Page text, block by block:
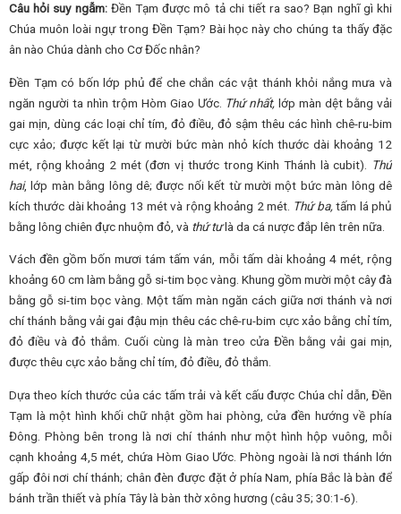
Câu hỏi suy ngẫm: Đền Tạm được mô tả chi tiết ra sao? Bạn nghĩ gì khi
Chúa muôn loài ngự trong Đền Tạm? Bài học này cho chúng ta thấy đặc
ân nào Chúa dành cho Cơ Đốc nhân?
Đền Tạm có bốn lớp phủ để che chắn các vật thánh khỏi nắng mưa và
ngăn người ta nhìn trộm Hòm Giao Ước. Thứ nhất, lớp màn dệt bằng vải
gai mịn, dùng các loại chỉ tím, đỏ điều, đỏ sậm thêu các hình chê-ru-bim
cực xảo; được kết lại từ mười bức màn nhỏ kích thước dài khoảng 12
mét, rộng khoảng 2 mét (đơn vị thước trong Kinh Thánh là cubit).
Thứ
hai, lớp màn bằng lông dê; được nối kết từ mười một bức màn lông dê
kích thước dài khoảng 13 mét và rộng khoảng 2 mét. Thứ ba,tấm lá phủ
bằng lông chiên đực nhuộm đỏ, và thứ tưlà da cá nược đắp lên trên nữa.
Vách đền gồm bốn mươi tám tấm ván, mỗi tấm dài khoảng 4 mét, rộng
khoảng 60 cm làm bằng gỗ si-tim bọc vàng. Khung gồm mười một cây đà
bằng gỗ si-tim bọc vàng. Một tấm màn ngăn cách giữa nơi thánh và nơi
chí thánh bằng vải gai đậu mịn thêu các chê-ru-bim cực xảo bằng chỉ tím,
đỏ điều và đỏ thắm. Cuối cùng là màn treo cửa Đền bằng vải gai mịn,
được thêu cực xảo bằng chỉ tím, đỏ điều, đỏ thắm.
Dựa theo kích thước của các tấm trải và kết cấu được Chúa chỉ dẫn, Đền
Tạm là một hình khối chữ nhật gồm hai phòng, cửa đền hướng về phía
Đông. Phòng bên trong là nơi chí thánh như một hình hộp vuông, mỗi
cạnh khoảng 4,5 mét, chứa Hòm Giao Ước. Phòng ngoài là nơi thánh lớn
gấp đôi nơi chí thánh; chân đèn được đặt ở phía Nam, phía Bắc là bàn để
bánh trần thiết và phía Tây là bàn thờ xông hương (câu 35; 30:1-6).